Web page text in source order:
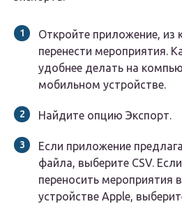
Откройте приложение, из
перенести мероприятия.
удобнее делать на
мобильном устройстве.
Найдите опцию Экспорт.
Если приложение
файла, выберите CSV.
переносить мероприятия
устройстве Apple,